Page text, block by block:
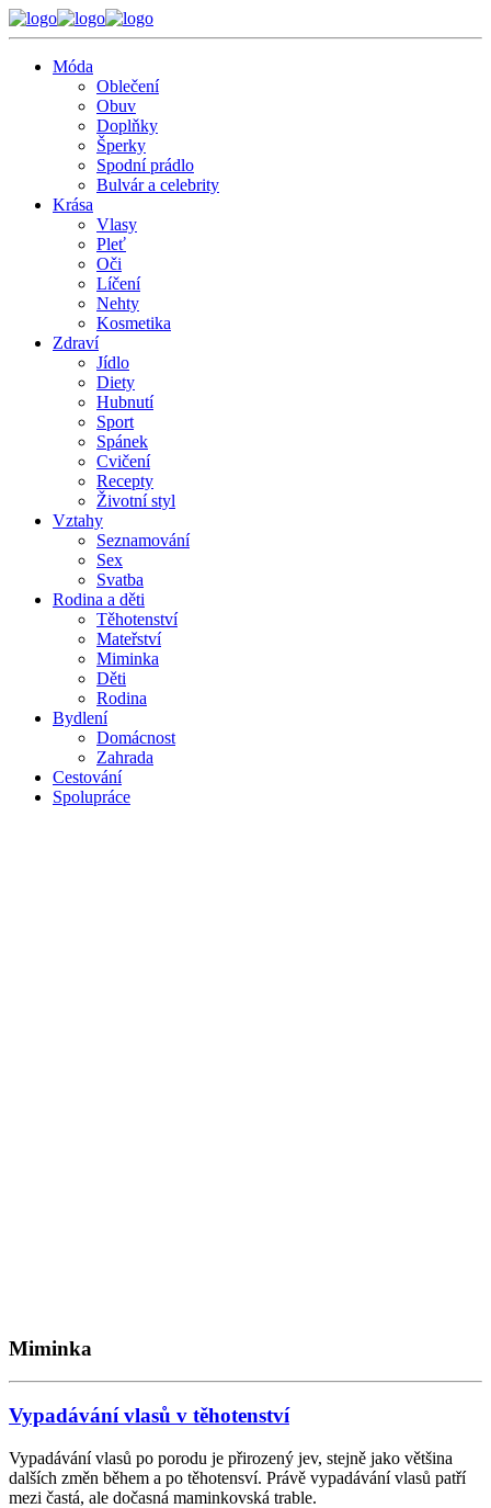
Móda
Oblečení
Obuv
Doplňky
Šperky
Spodní prádlo
Bulvár a celebrity
Krása
Vlasy
Pleť
Oči
Líčení
Nehty
Kosmetika
Zdraví
Jídlo
Diety
Hubnutí
Sport
Spánek
Cvičení
Recepty
Životní styl
Vztahy
Seznamování
Sex
Svatba
Rodina a děti
Těhotenství
Mateřství
Miminka
Děti
Rodina
Bydlení
Domácnost
Zahrada
Cestování
Spolupráce
Miminka
Vypadávání vlasů v těhotenství
Vypadávání vlasů po porodu je přirozený jev, stejně jako většina
dalších změn během a po těhotensví. Právě vypadávání vlasů patří
mezi častá, ale dočasná maminkovská trable.